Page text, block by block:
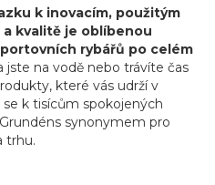
k inovacím, použitým
kvalitě je oblíbenou
rybářů po celém
jste na vodě nebo trávíte čas
které vás udrží v
k tisícům spokojených
synonymem pro
trhu.